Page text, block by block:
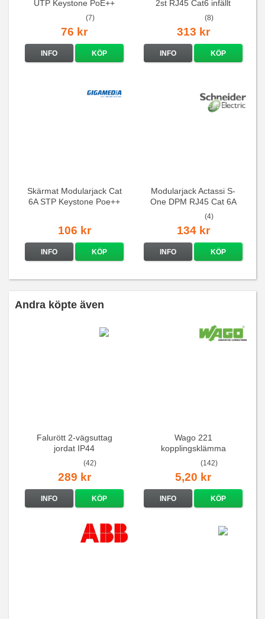
UTP Keystone PoE++
(7)
76 kr
INFO KÖP
2st RJ45 Cat6 infällt
(8)
313 kr
INFO KÖP
Skärmat Modularjack Cat
6A STP Keystone Poe++
106 kr
INFO KÖP
Modularjack Actassi S-
One DPM RJ45 Cat 6A
STP Poe 100W
(4)
134 kr
INFO KÖP
Andra köpte även
Falurött 2-vägsuttag
jordat IP44
(42)
289 kr
INFO KÖP
Wago 221
kopplingsklämma
(142)
5,20 kr
INFO KÖP